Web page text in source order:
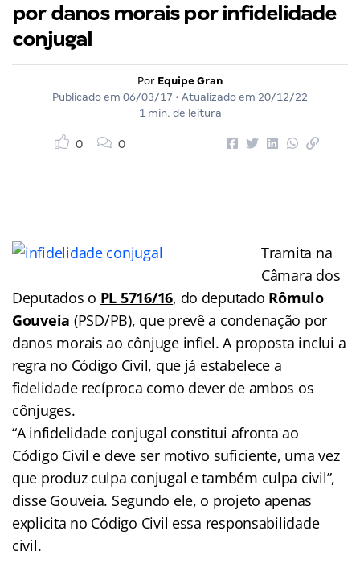
por danos morais por infidelidade
conjugal
Por Equipe Gran
Publicado em 06/03/17 • Atualizado em 20/12/22
1 min. de leitura
0 0
Tramita na
Câmara dos
Deputados o PL 5716/16, do deputado Rômulo
Gouveia (PSD/PB), que prevê a condenação por
danos morais ao cônjuge infiel. A proposta inclui a
regra no Código Civil, que já estabelece a
fidelidade recíproca como dever de ambos os
cônjuges.
“A infidelidade conjugal constitui afronta ao
Código Civil e deve ser motivo suficiente, uma vez
que produz culpa conjugal e também culpa civil”,
disse Gouveia. Segundo ele, o projeto apenas
explicita no Código Civil essa responsabilidade
civil.